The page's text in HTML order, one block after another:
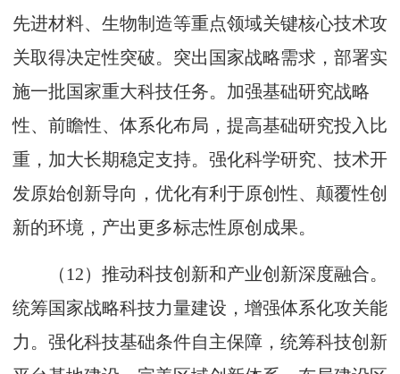
先进材料、生物制造等重点领域关键核心技术攻
关取得决定性突破。突出国家战略需求，部署实
施一批国家重大科技任务。加强基础研究战略
性、前瞻性、体系化布局，提高基础研究投入比
重，加大长期稳定支持。强化科学研究、技术开
发原始创新导向，优化有利于原创性、颠覆性创
新的环境，产出更多标志性原创成果。
（12）推动科技创新和产业创新深度融合。
统筹国家战略科技力量建设，增强体系化攻关能
力。强化科技基础条件自主保障，统筹科技创新